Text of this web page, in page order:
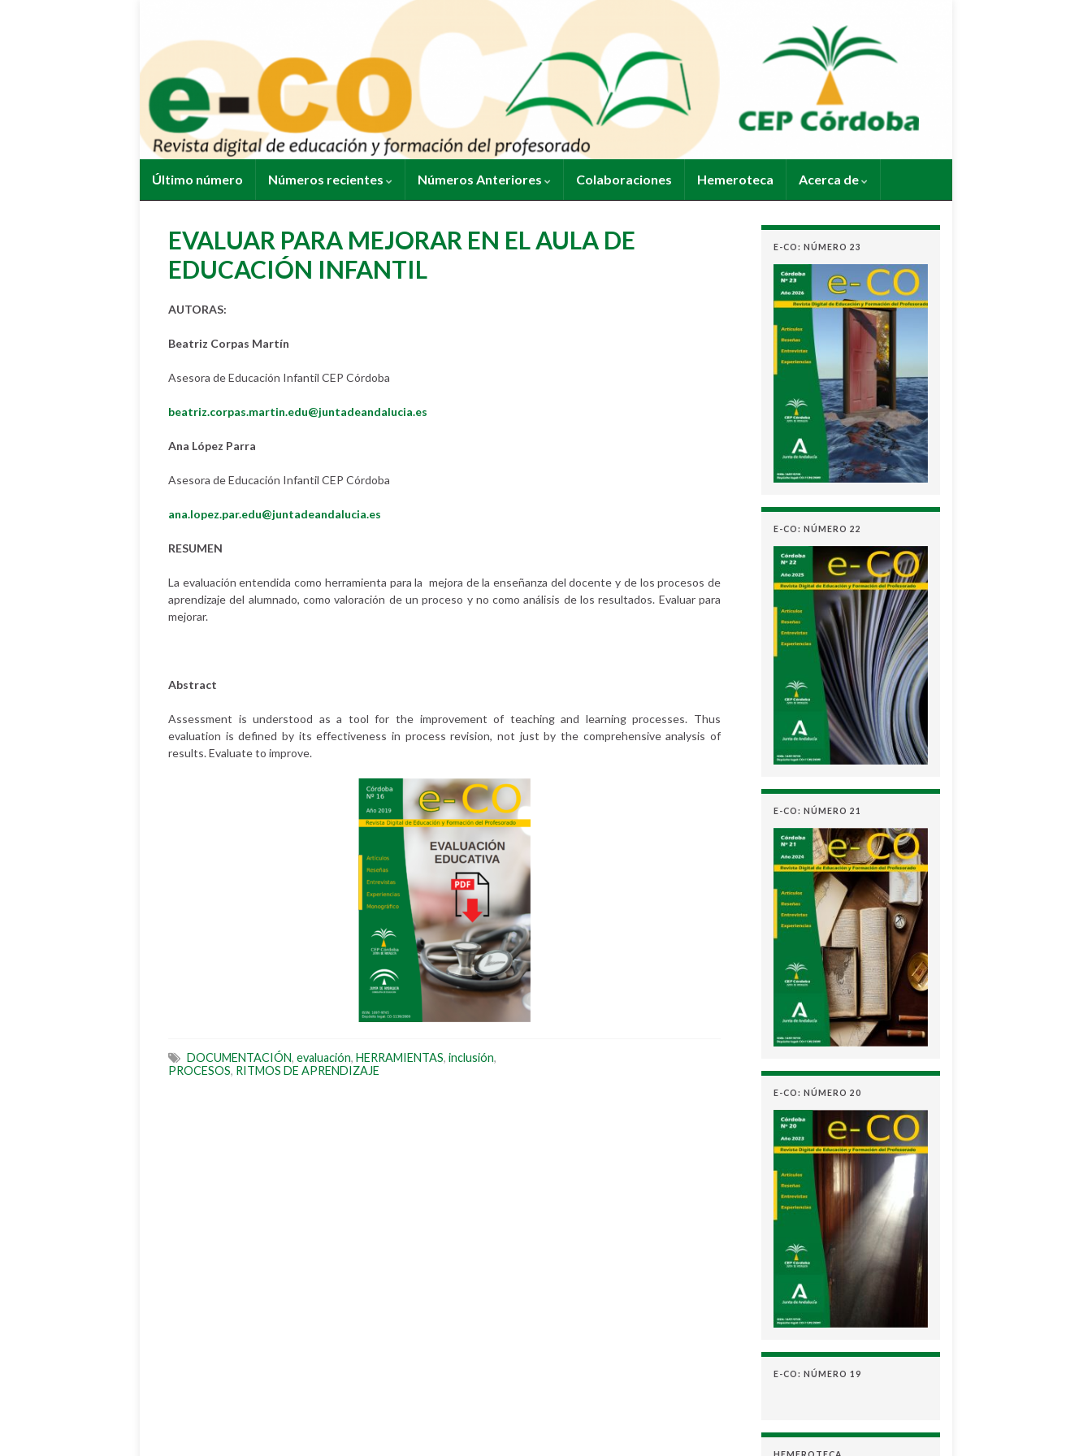
Último número Números recientes Números Anteriores Colaboraciones Hemeroteca Acerca de
EVALUAR PARA MEJORAR EN EL AULA DE
EDUCACIÓN INFANTIL
AUTORAS:
Beatriz Corpas Martín
Asesora de Educación Infantil CEP Córdoba
beatriz.corpas.martin.edu@juntadeandalucia.es
Ana López Parra
Asesora de Educación Infantil CEP Córdoba
ana.lopez.par.edu@juntadeandalucia.es
RESUMEN
La evaluación entendida como herramienta para la mejora de la enseñanza del docente y de los procesos de
aprendizaje del alumnado, como valoración de un proceso y no como análisis de los resultados. Evaluar para
mejorar.
Abstract
Assessment is understood as a tool for the improvement of teaching and learning processes. Thus
evaluation is defined by its effectiveness in process revision, not just by the comprehensive analysis of
results. Evaluate to improve.
DOCUMENTACIÓN, evaluación, HERRAMIENTAS, inclusión,
PROCESOS, RITMOS DE APRENDIZAJE
E-CO: NÚMERO 23
E-CO: NÚMERO 22
E-CO: NÚMERO 21
E-CO: NÚMERO 20
E-CO: NÚMERO 19